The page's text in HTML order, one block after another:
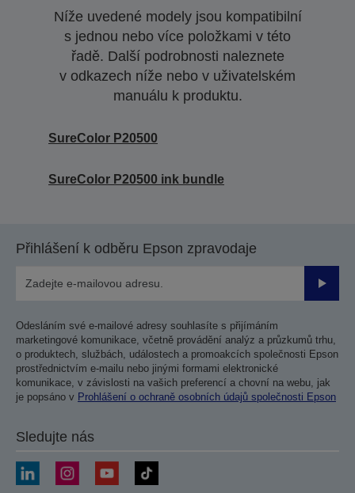
Níže uvedené modely jsou kompatibilní
s jednou nebo více položkami v této
řadě. Další podrobnosti naleznete
v odkazech níže nebo v uživatelském
manuálu k produktu.
SureColor P20500
SureColor P20500 ink bundle
Přihlášení k odběru Epson zpravodaje
Odesláním své e-mailové adresy souhlasíte s přijímáním
marketingové komunikace, včetně provádění analýz a průzkumů trhu,
o produktech, službách, událostech a promoakcích společnosti Epson
prostřednictvím e-mailu nebo jinými formami elektronické
komunikace, v závislosti na vašich preferencí a chovní na webu, jak
je popsáno v Prohlášení o ochraně osobních údajů společnosti Epson
Sledujte nás